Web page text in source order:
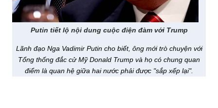
Putin tiết lộ nội dung cuộc điện đàm với Trump
Lãnh đạo Nga Vadimir Putin cho biết, ông mới trò chuyện với
Tổng thống đắc cử Mỹ Donald Trump và họ có chung quan
điểm là quan hệ giữa hai nước phải được "sắp xếp lại".